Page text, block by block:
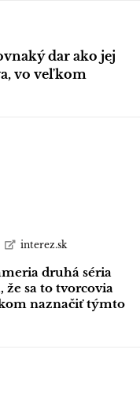
dar ako jej
vo veľkom
interez.sk
druhá séria
že sa to tvorcovia
naznačiť týmto